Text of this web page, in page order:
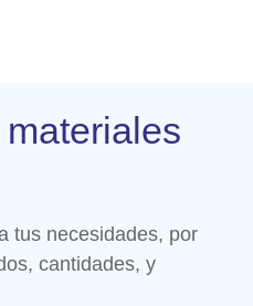
tus necesidades, por
cantidades, y